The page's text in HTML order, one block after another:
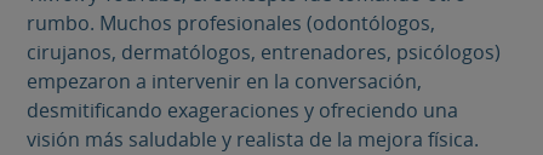
rumbo. Muchos profesionales (odontólogos,
cirujanos, dermatólogos, entrenadores, psicólogos)
empezaron a intervenir en la conversación,
desmitificando exageraciones y ofreciendo una
visión más saludable y realista de la mejora física.